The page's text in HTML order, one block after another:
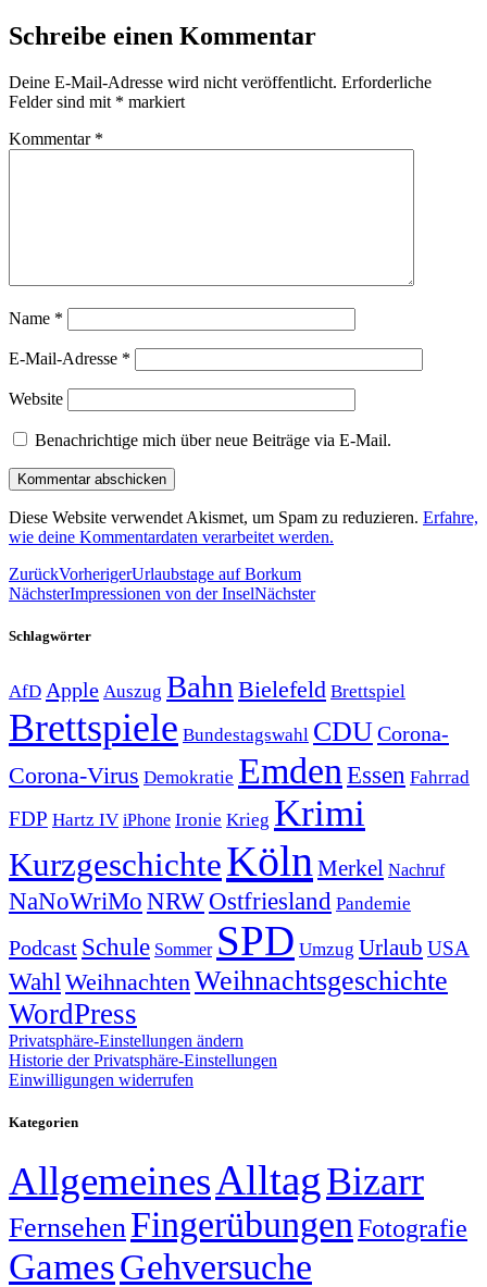
Schreibe einen Kommentar
Deine E-Mail-Adresse wird nicht veröffentlicht. Erforderliche
Felder sind mit * markiert
Kommentar *
Name *
E-Mail-Adresse *
Website
Benachrichtige mich über neue Beiträge via E-Mail.
Diese Website verwendet Akismet, um Spam zu reduzieren. Erfahre,
wie deine Kommentardaten verarbeitet werden.
ZurückVorherigerUrlaubstage auf Borkum
NächsterImpressionen von der InselNächster
Schlagwörter
AfD Apple Auszug Bahn Bielefeld Brettspiel
Brettspiele Bundestagswahl CDUCorona-
Corona-Virus Demokratie Emden Essen Fahrrad
FDP Hartz IV iPhone Ironie Krieg Krimi
KurzgeschichteKölnMerkel Nachruf
NaNoWriMo NRWOstfriesland Pandemie
Podcast Schule Sommer SPD Umzug Urlaub USA
Wahl WeihnachtenWeihnachtsgeschichte
WordPress
Privatsphäre-Einstellungen ändern
Historie der Privatsphäre-Einstellungen
Einwilligungen widerrufen
Kategorien
AllgemeinesAlltagBizarr
FernsehenFingerübungenFotografie
GamesGehversuche